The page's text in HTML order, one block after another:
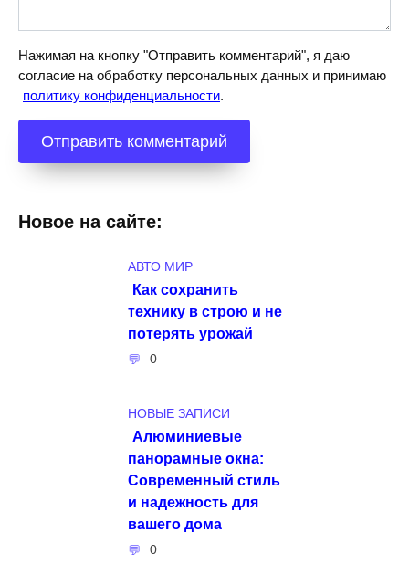
Нажимая на кнопку "Отправить комментарий", я даю
согласие на обработку персональных данных и принимаю
политику конфиденциальности.
Новое на сайте:
АВТО МИР
Как сохранить
технику в строю и не
потерять урожай
0
НОВЫЕ ЗАПИСИ
Алюминиевые
панорамные окна:
Современный стиль
и надежность для
вашего дома
0